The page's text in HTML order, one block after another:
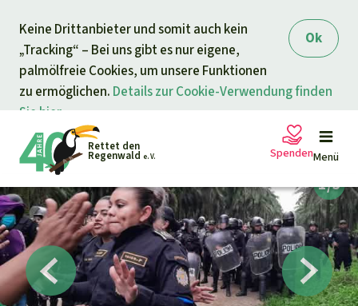
Ok
Keine Drittanbieter und somit auch kein
„Tracking“ – Bei uns gibt es nur eigene,
palmölfreie Cookies, um unsere Funktionen
zu ermöglichen. Details zur Cookie-Verwendung finden
Sie hier.
springen
Rettet den
Regenwald e. V. Menü
Petitionen
Projekte
Spenden
Ihre Spende hilft
Allgemeine Spende